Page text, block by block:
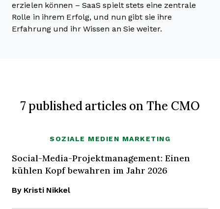
erzielen können – SaaS spielt stets eine zentrale
Rolle in ihrem Erfolg, und nun gibt sie ihre
Erfahrung und ihr Wissen an Sie weiter.
7 published articles on The CMO
SOZIALE MEDIEN MARKETING
Social-Media-Projektmanagement: Einen
kühlen Kopf bewahren im Jahr 2026
By Kristi Nikkel